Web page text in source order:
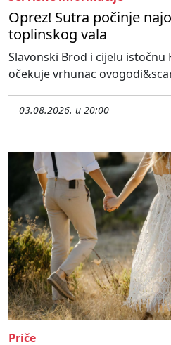
Oprez! Sutra počinje
toplinskog vala
Slavonski Brod i cijelu
očekuje vrhunac
03.08.2026. u 20:00
Priče